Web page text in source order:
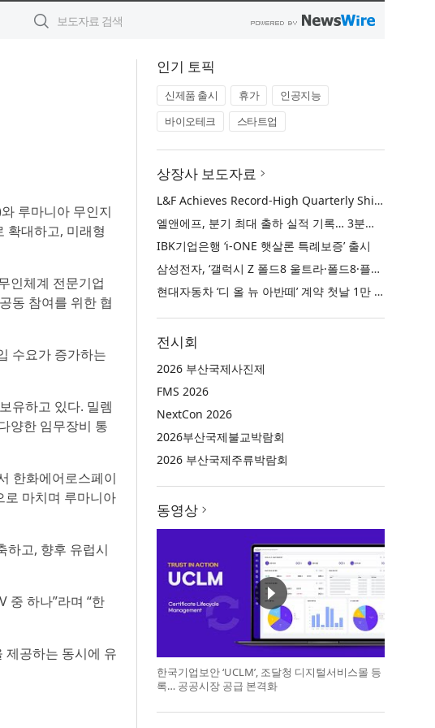
루마니아 무인지
확대하고, 미래형
인체계 전문기업
동 참여를 위한 협
수요가 증가하는
유하고 있다. 밀렘
양한 임무장비 통
한화에어로스페이
로 마치며 루마니아
하고, 향후 유럽시
중 하나”라며 “한
제공하는 동시에 유
인기 토픽
신제품 출시 휴가
인공지능
바이오테크
스타트업
상장사 보도자료
L&F Achieves Record-High Quarterly Shipments, Begins LFP Supply for North American ESS in Q3 Advancing its Two-Track NCM and LFP Growth Strategy
엘앤에프, 분기 최대 출하 실적 기록… 3분기 북미 ESS향 LFP 공급 착수 NCM+LFP ‘2-Track’ 성장 전략 실현
IBK기업은행 ‘i-ONE 햇살론 특례보증’ 출시
삼성전자, ‘갤럭시 Z 폴드8 울트라·폴드8·플립8’과 ‘갤럭시 워치 울트라2·워치9’ 국내 공식 출시
현대자동차 ‘디 올 뉴 아반떼’ 계약 첫날 1만 대 돌파
전시회
2026 부산국제사진제
FMS 2026
NextCon 2026
2026부산국제불교박람회
2026 부산국제주류박람회
동영상
한국기업보안 ‘UCLM’, 조달청 디지털서비스몰 등
록… 공공시장 공급 본격화